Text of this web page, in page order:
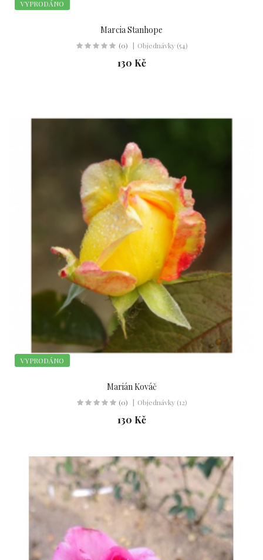
VYPRODÁNO
Marcia Stanhope
(0) Objednávky (54)
130 Kč
VYPRODÁNO
Marián Kováč
(0) Objednávky (12)
130 Kč